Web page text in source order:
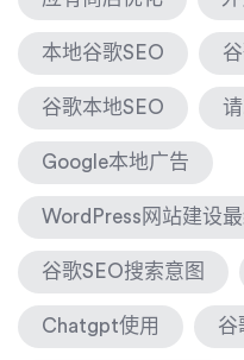
本地谷歌SEO
谷歌本地SEO
Google本地广告
WordPress网站建设
谷歌SEO搜索意图
Chatgpt使用 谷